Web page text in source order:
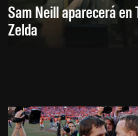
Sam Neill aparecerá en
Zelda